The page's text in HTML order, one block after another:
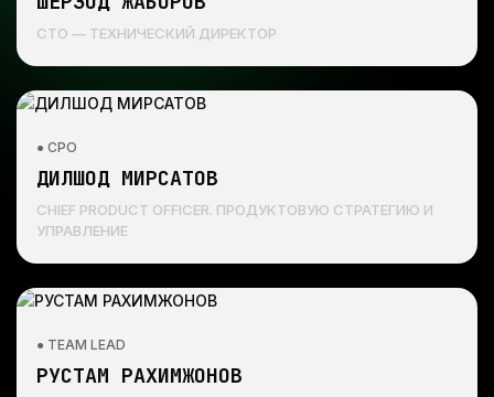
CTO — ТЕХНИЧЕСКИЙ ДИРЕКТОР
● CPO
ДИЛШОД МИРСАТОВ
CHIEF PRODUCT OFFICER. ПРОДУКТОВУЮ СТРАТЕГИЮ И
УПРАВЛЕНИЕ
● TEAM LEAD
РУСТАМ РАХИМЖОНОВ